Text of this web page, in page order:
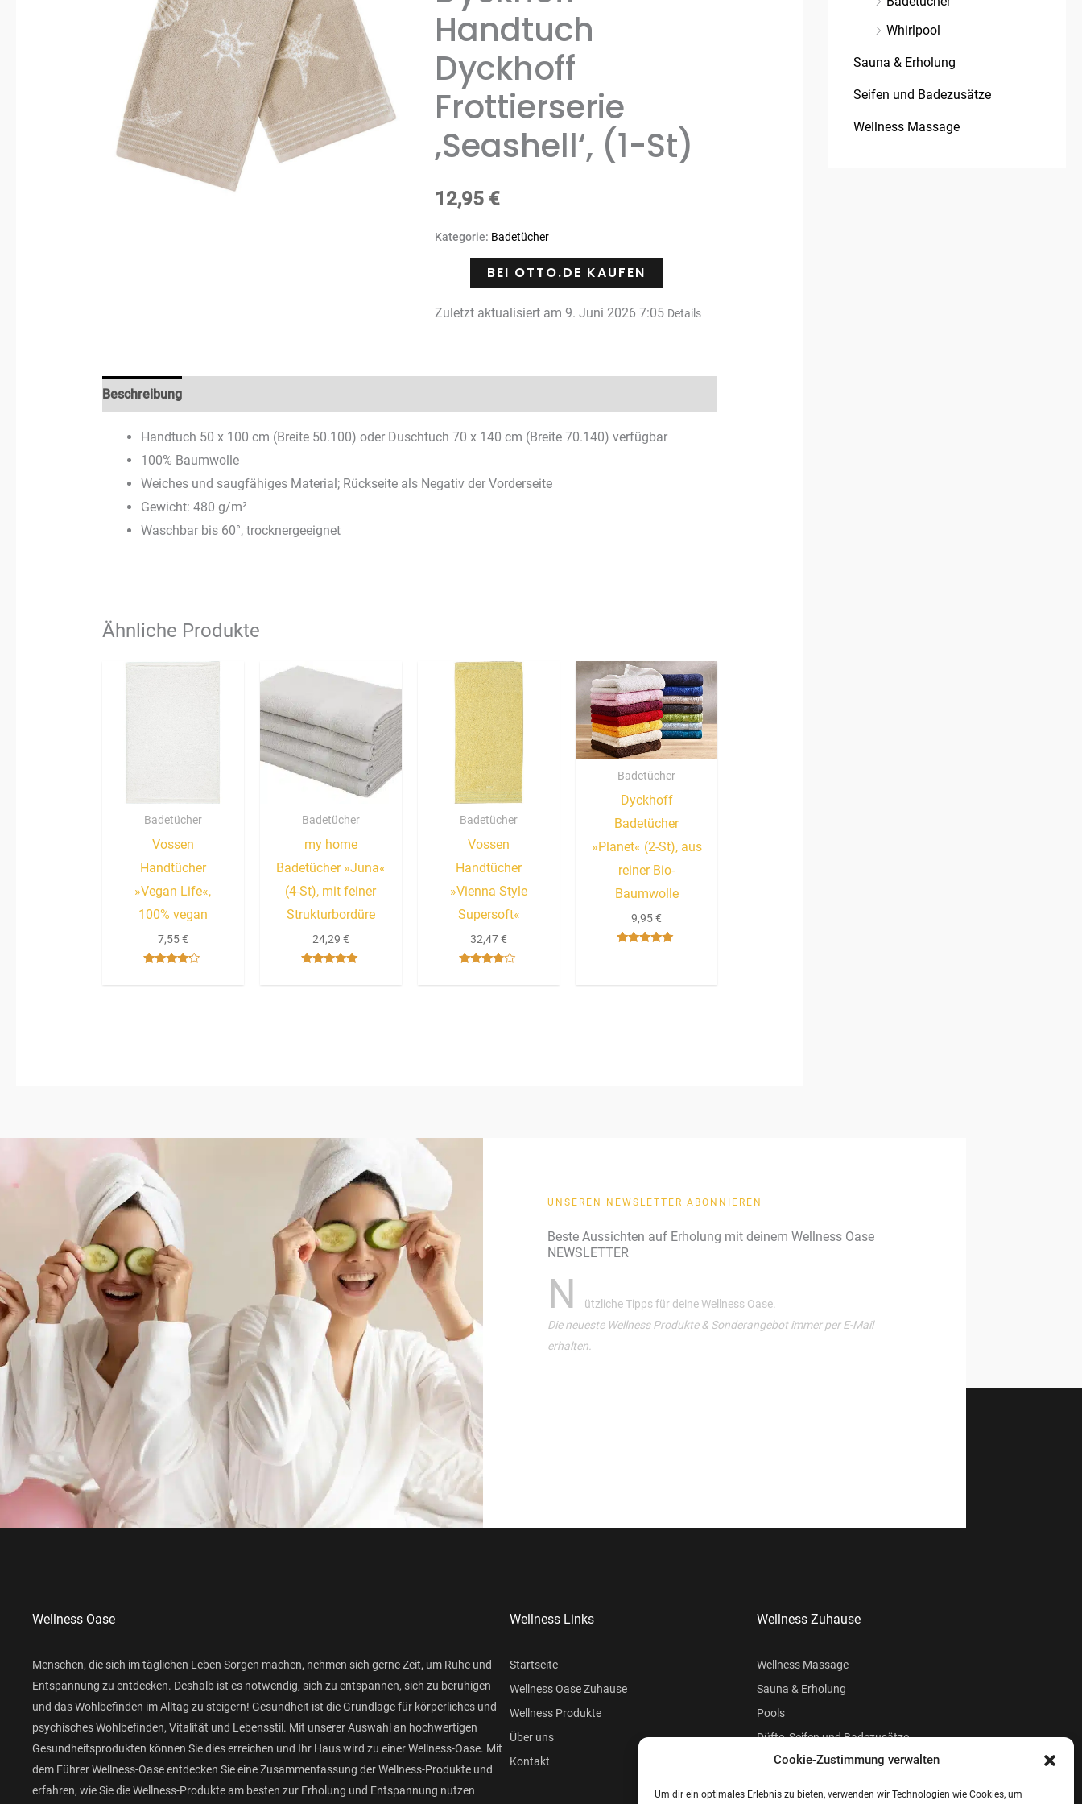
Cookie-Zustimmung verwalten
Um dir ein optimales Erlebnis zu bieten, verwenden wir Technologien wie Cookies, um
Handtuch
Dyckhoff
Frottierserie
‚Seashell‘, (1-St)
12,95 €
Kategorie: Badetücher
BEI OTTO.DE KAUFEN
Zuletzt aktualisiert am 9. Juni 2026 7:05 Details
Beschreibung
Handtuch 50 x 100 cm (Breite 50.100) oder Duschtuch 70 x 140 cm (Breite 70.140) verfügbar
100% Baumwolle
Weiches und saugfähiges Material; Rückseite als Negativ der Vorderseite
Gewicht: 480 g/m²
Waschbar bis 60°, trocknergeeignet
Ähnliche Produkte
Badetücher
Vossen
Handtücher
»Vegan Life«,
100% vegan
7,55€
Badetücher
my home
Badetücher »Juna«
(4-St), mit feiner
Strukturbordüre
24,29 €
Badetücher
Vossen
Handtücher
»Vienna Style
Supersoft«
32,47€
Badetücher
Dyckhoff
Badetücher
»Planet« (2-St), aus
reiner Bio-
Baumwolle
9,95€
Whirlpool
Sauna & Erholung
Seifen und Badezusätze
Wellness Massage
UNSEREN NEWSLETTER ABONNIEREN
Beste Aussichten auf Erholung mit deinem Wellness Oase
NEWSLETTER
N
ützliche Tipps für deine Wellness Oase.
Die neueste Wellness Produkte & Sonderangebot immer per E-Mail
erhalten.
Wellness Oase
Menschen, die sich im täglichen Leben Sorgen machen, nehmen sich gerne Zeit, um Ruhe und
Entspannung zu entdecken. Deshalb ist es notwendig, sich zu entspannen, sich zu beruhigen
und das Wohlbefinden im Alltag zu steigern! Gesundheit ist die Grundlage für körperliches und
psychisches Wohlbefinden, Vitalität und Lebensstil. Mit unserer Auswahl an hochwertigen
Gesundheitsprodukten können Sie dies erreichen und Ihr Haus wird zu einer Wellness-Oase. Mit
dem Führer Wellness-Oase entdecken Sie eine Zusammenfassung der Wellness-Produkte und
erfahren, wie Sie die Wellness-Produkte am besten zur Erholung und Entspannung nutzen
Wellness Links
Startseite
Wellness Oase Zuhause
Wellness Produkte
Über uns
Kontakt
Wellness Zuhause
Wellness Massage
Sauna & Erholung
Pools
Düfte, Seifen und Badezusätze
Beauty